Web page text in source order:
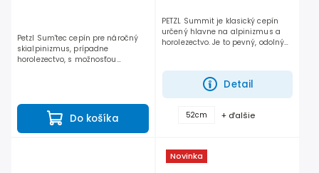
Do košíka
Petzl Sum'tec cepín pre náročný
skialpinizmus, prípadne
horolezectvo, s možnosťou
Detail
PETZL Summit je klasický cepín
určený hlavne na alpinizmus a
horolezectvo. Je to pevný, odolný
tvrdého snehu....
52cm + ďalšie
Novinka